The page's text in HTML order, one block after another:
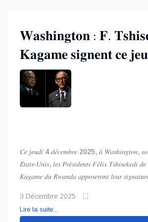
𝐖𝐚𝐬𝐡𝐢𝐧𝐠𝐭𝐨𝐧 : 𝐅.
𝐊𝐚𝐠𝐚𝐦𝐞 𝐬𝐢𝐠𝐧𝐞𝐧𝐭 𝐜𝐞
𝐥’𝐚𝐜𝐜𝐨𝐫𝐝 𝐪𝐮𝐢 𝐩𝐨𝐮𝐫𝐫𝐚𝐢𝐭
𝟑𝟎 𝐚𝐧𝐬 𝐝𝐞 𝐠𝐮𝐞𝐫𝐫𝐞 𝐚̀ 𝐥’𝐄𝐬𝐭
𝐶𝑒 𝑗𝑒𝑢𝑑𝑖 4 𝑑𝑒́𝑐𝑒𝑚𝑏𝑟𝑒 2025, 𝑎̀ 𝑊𝑎𝑠ℎ𝑖𝑛𝑔𝑡𝑜𝑛,
𝐸́𝑡𝑎𝑡𝑠-𝑈𝑛𝑖𝑠, 𝑙𝑒𝑠 𝑃𝑟𝑒́𝑠𝑖𝑑𝑒𝑛𝑡𝑠 𝐹𝑒́𝑙𝑖𝑥 𝑇𝑠ℎ𝑖𝑠𝑒𝑘𝑒𝑑𝑖
𝐾𝑎𝑔𝑎𝑚𝑒 𝑑𝑢 𝑅𝑤𝑎𝑛𝑑𝑎 𝑎𝑝𝑝𝑜𝑠𝑒𝑟𝑜𝑛𝑡 𝑙𝑒𝑢𝑟
𝑞𝑢𝑖 𝑟𝑎𝑣𝑎𝑔𝑒𝑛𝑡 𝑙’𝐸𝑠𝑡 𝑐𝑜𝑛𝑔𝑜𝑙𝑎𝑖𝑠 𝑑𝑒𝑝𝑢𝑖𝑠 𝑡𝑟𝑜𝑖𝑠
𝑙’𝐸́𝑡𝑎𝑡 𝑐𝑜𝑛𝑔𝑜𝑙𝑎𝑖𝑠 𝑒𝑠𝑡 𝑑𝑒́𝑗𝑎̀ 𝑠𝑢𝑟 𝑝𝑙𝑎𝑐𝑒, 𝑝𝑟𝑒̂𝑡 𝑎̀
3 Décembre 2025
Lire la suite...